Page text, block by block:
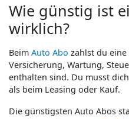
Wie günstig ist
wirklich?
Beim Auto Abo zahlst du
Versicherung, Wartung,
enthalten sind. Du musst
als beim Leasing oder Kauf.
Die günstigsten Auto Abos